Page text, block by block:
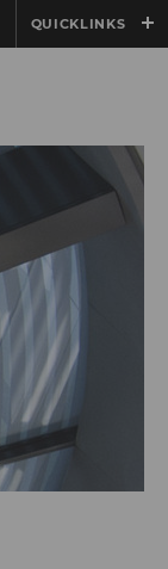
QUICKLINKS